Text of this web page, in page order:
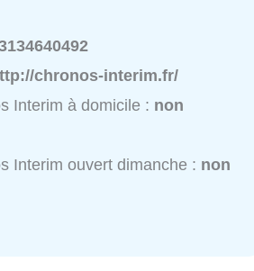
chronos-interim.fr/
Interim à domicile : non
Interim ouvert dimanche : non